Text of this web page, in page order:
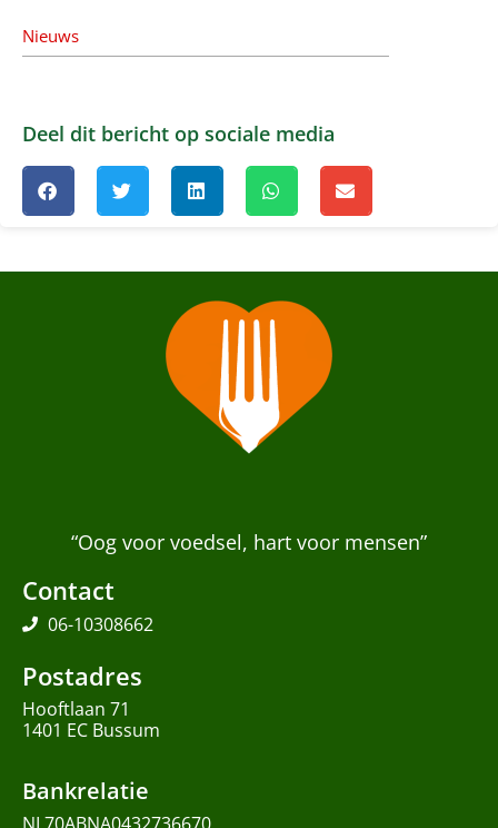
Nieuws
Deel dit bericht op sociale media
“Oog voor voedsel, hart voor mensen”
Contact
06-10308662
Postadres
Hooftlaan 71
1401 EC Bussum
Bankrelatie